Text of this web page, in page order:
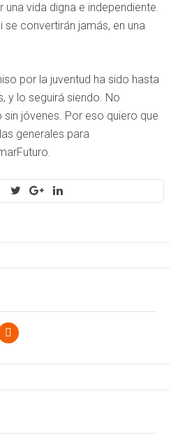
una vida digna e independiente.
se convertirán jamás, en una
por la juventud ha sido hasta
y lo seguirá siendo. No
jóvenes. Por eso quiero que
generales para